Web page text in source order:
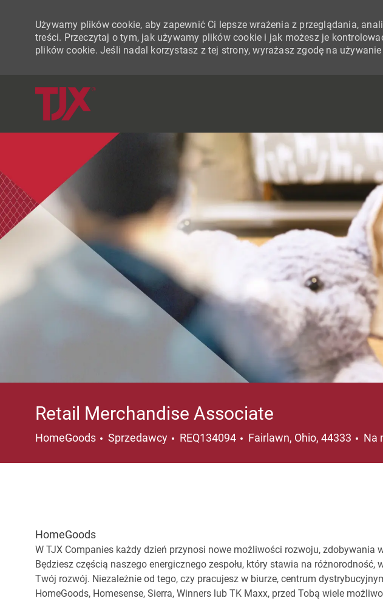
Używamy plików cookie, aby zapewnić Ci lepsze wrażenia z przeglądania,
treści. Przeczytaj o tym, jak używamy plików cookie i jak możesz je
plików cookie. Jeśli nadal korzystasz z tej strony, wyrażasz zgodę na
Retail Merchandise Associate
HomeGoods Kategoria
Sprzedawcy REQ134094 Lokalizacja
Fairlawn, Ohio, 44333 Na
HomeGoods
W TJX Companies każdy dzień przynosi nowe możliwości rozwoju, zdobywania
Będziesz częścią naszego energicznego zespołu, który stawia na różnorodność,
Twój rozwój. Niezależnie od tego, czy pracujesz w biurze, centrum
HomeGoods, Homesense, Sierra, Winners lub TK Maxx, przed Tobą wiele